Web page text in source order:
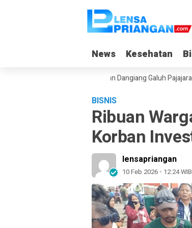
News Kesehatan
News Kesehatan
Saat Liburan, Yayasan Dangiang Galuh Pajajaran
BISNIS
Ribuan
Korban
lensapriangan
10 Feb 2026 - 12:24 WIB